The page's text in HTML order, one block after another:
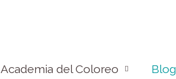
Academia del Coloreo Blog